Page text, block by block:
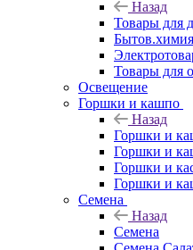
Назад
Товары для
Товары для
Освещение
Горшки и кашпо
Назад
Горшки и
Горшки и
Горшки и
Горшки и
Семена
Назад
Семена